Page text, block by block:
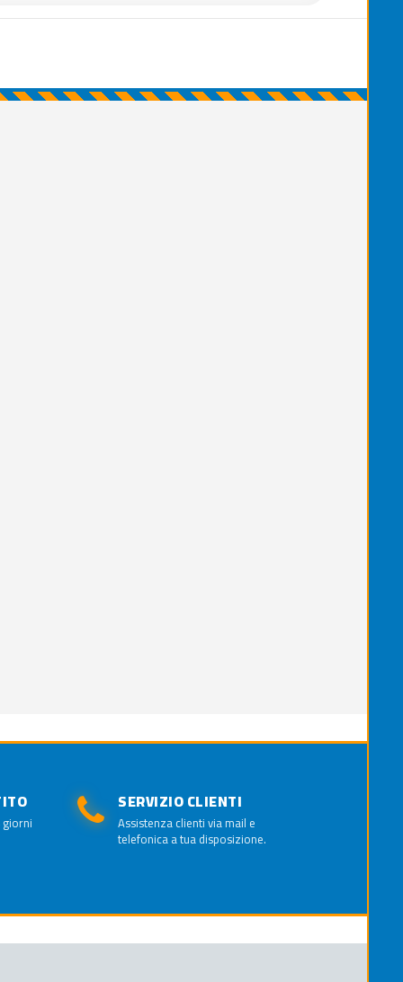
SERVIZIO CLIENTI
Assistenza clienti via mail e
telefonica a tua disposizione.